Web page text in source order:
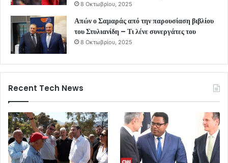
8 Οκτωβρίου, 2025
Απών ο Σαμαράς από την παρουσίαση βιβλίου
του Στυλιανίδη – Τι λένε συνεργάτες του
8 Οκτωβρίου, 2025
Recent Tech News